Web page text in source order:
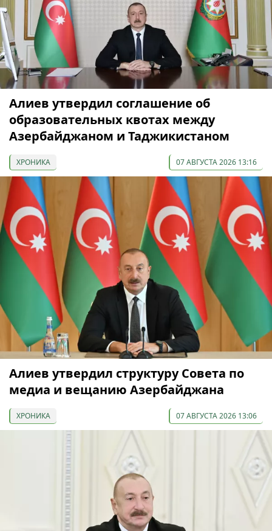
Алиев утвердил соглашение об
образовательных квотах между
Азербайджаном и Таджикистаном
ХРОНИКА 07 АВГУСТА 2026 13:16
Алиев утвердил структуру Совета по
медиа и вещанию Азербайджана
ХРОНИКА 07 АВГУСТА 2026 13:06